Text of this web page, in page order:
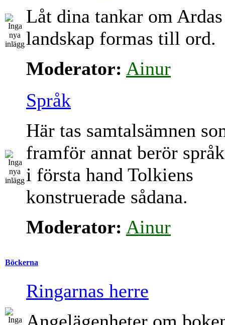
Låt dina tankar om Ardas
landskap formas till ord.
Moderator: Ainur
Språk
Här tas samtalsämnen
framför annat berör
i första hand Tolkiens
konstruerade sådana.
Moderator: Ainur
Böckerna
Ringarnas herre